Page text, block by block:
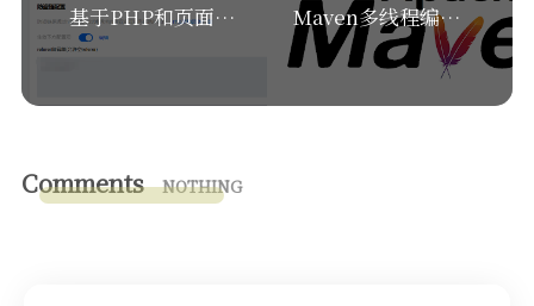
基于PHP和页面重定向实现简易随机图API Maven多线程编译 (含IDEA开启方式)
Comments NOTHING